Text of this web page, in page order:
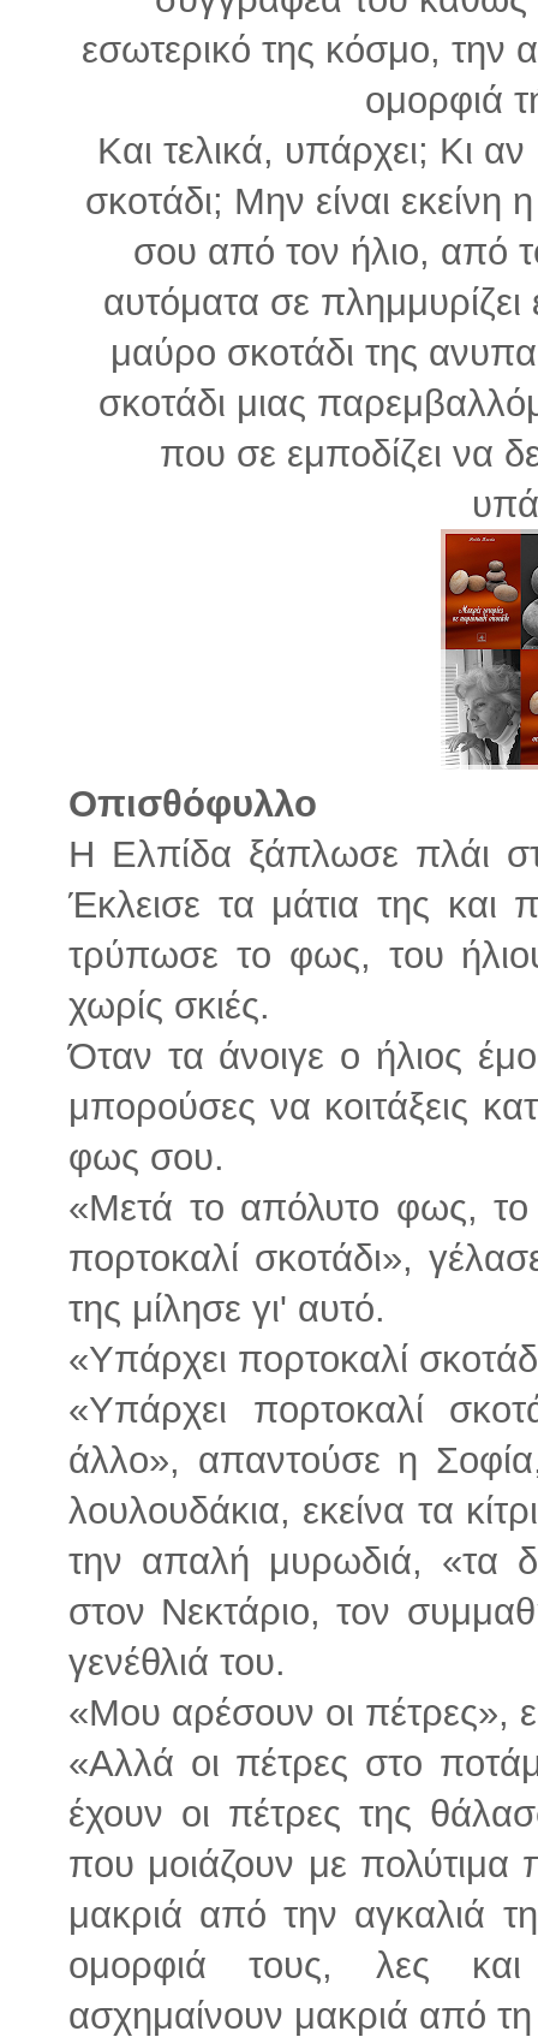
εσωτερικό της κόσμο, την
ομορφιά
Και τελικά, υπάρχει; Κι αν
σκοτάδι; Μην είναι
σου από τον ήλιο, από
αυτόματα σε πλημμυρίζει
μαύρο σκοτάδι της
σκοτάδι μιας
που σε εμποδίζει να
Οπισθόφυλλο
Η Ελπίδα ξάπλωσε πλάι
Έκλεισε τα μάτια της
τρύπωσε το φως, του
χωρίς σκιές.
Όταν τα άνοιγε ο ήλιος
μπορούσες να κοιτάξεις
φως σου.
«Μετά το απόλυτο φως, το
πορτοκαλί σκοτάδι»,
της μίλησε γι' αυτό.
«Υπάρχει πορτοκαλί
«Υπάρχει πορτοκαλί
άλλο», απαντούσε η
λουλουδάκια, εκείνα τα
την απαλή μυρωδιά, «τα
στον Νεκτάριο, τον
γενέθλιά του.
«Μου αρέσουν οι πέτρες»,
«Αλλά οι πέτρες στο
έχουν οι πέτρες της
που μοιάζουν με πολύτιμα
μακριά από την αγκαλιά
ομορφιά τους, λες
ασχημαίνουν μακριά από